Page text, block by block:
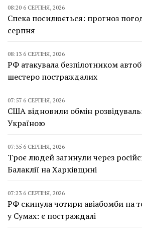
08:20 6 СЕРПНЯ, 2026
Спека посилюється: прогноз
серпня
08:13 6 СЕРПНЯ, 2026
РФ атакувала безпілотником
шестеро постраждалих
07:57 6 СЕРПНЯ, 2026
США відновили обмін
Україною
07:35 6 СЕРПНЯ, 2026
Троє людей загинули через
Балаклії на Харківщині
07:23 6 СЕРПНЯ, 2026
РФ скинула чотири авіабомби на
у Сумах: є постраждалі